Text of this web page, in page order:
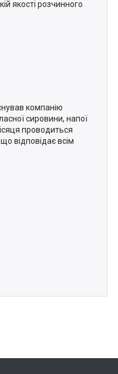
якості розчинного
компанію
сировини, напої
проводиться
відповідає всім